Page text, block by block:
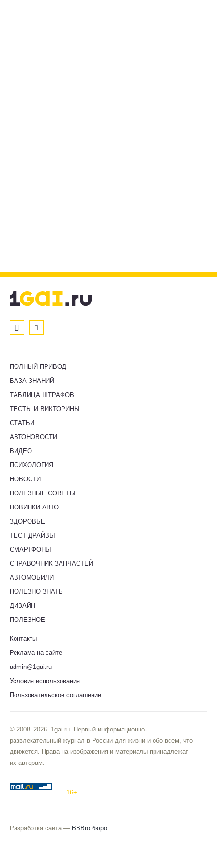
ПОЛНЫЙ ПРИВОД
БАЗА ЗНАНИЙ
ТАБЛИЦА ШТРАФОВ
ТЕСТЫ И ВИКТОРИНЫ
СТАТЬИ
АВТОНОВОСТИ
ВИДЕО
ПСИХОЛОГИЯ
НОВОСТИ
ПОЛЕЗНЫЕ СОВЕТЫ
НОВИНКИ АВТО
ЗДОРОВЬЕ
ТЕСТ-ДРАЙВЫ
СМАРТФОНЫ
СПРАВОЧНИК ЗАПЧАСТЕЙ
АВТОМОБИЛИ
ПОЛЕЗНО ЗНАТЬ
ДИЗАЙН
ПОЛЕЗНОЕ
Контакты
Реклама на сайте
admin@1gai.ru
Условия использования
Пользовательское соглашение
© 2008–2026. 1gai.ru. Первый информационно-
развлекательный журнал в России для жизни и обо всем, что
движется. Права на изображения и материалы принадлежат
их авторам.
16+
Разработка сайта — BBBro бюро